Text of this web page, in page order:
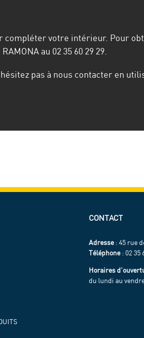
compléter votre intérieur. Pour
au 02 35 60 29 29.
pas à nous contacter en
CONTACT
Adresse : 45 rue
Téléphone : 02 35
Horaires
du lundi au